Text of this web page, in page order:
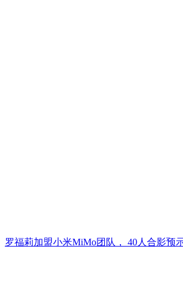
罗福莉加盟小米MiMo团队， 40人合影预